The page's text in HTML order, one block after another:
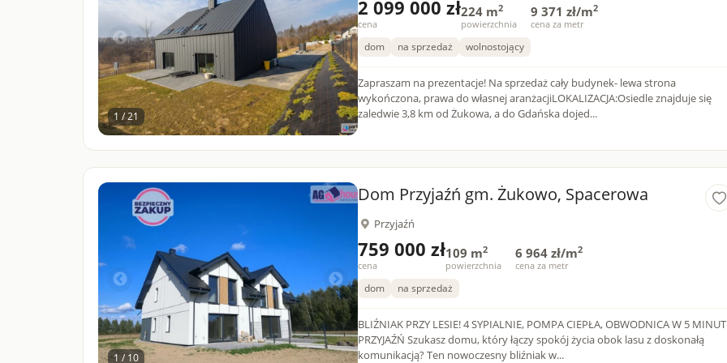
1 / 21
2 099 000 zł
cena
224 m2
powierzchnia
9 371 zł/m2
cena za metr
dom na sprzedaż wolnostojący
Zapraszam na prezentacje! Na sprzedaż cały budynek- lewa strona
wykończona, prawa do własnej aranżacjiLOKALIZACJA:Osiedle znajduje się
zaledwie 3,8 km od Żukowa, a do Gdańska dojed...
1 / 10
Dom Przyjaźń gm. Żukowo, Spacerowa
Przyjaźń
759 000 zł
cena
109 m2
powierzchnia
6 964 zł/m2
cena za metr
dom na sprzedaż
BLIŹNIAK PRZY LESIE! 4 SYPIALNIE, POMPA CIEPŁA, OBWODNICA W 5
PRZYJAŹŃ Szukasz domu, który łączy spokój życia obok lasu z doskonałą
komunikacją? Ten nowoczesny bliźniak w...